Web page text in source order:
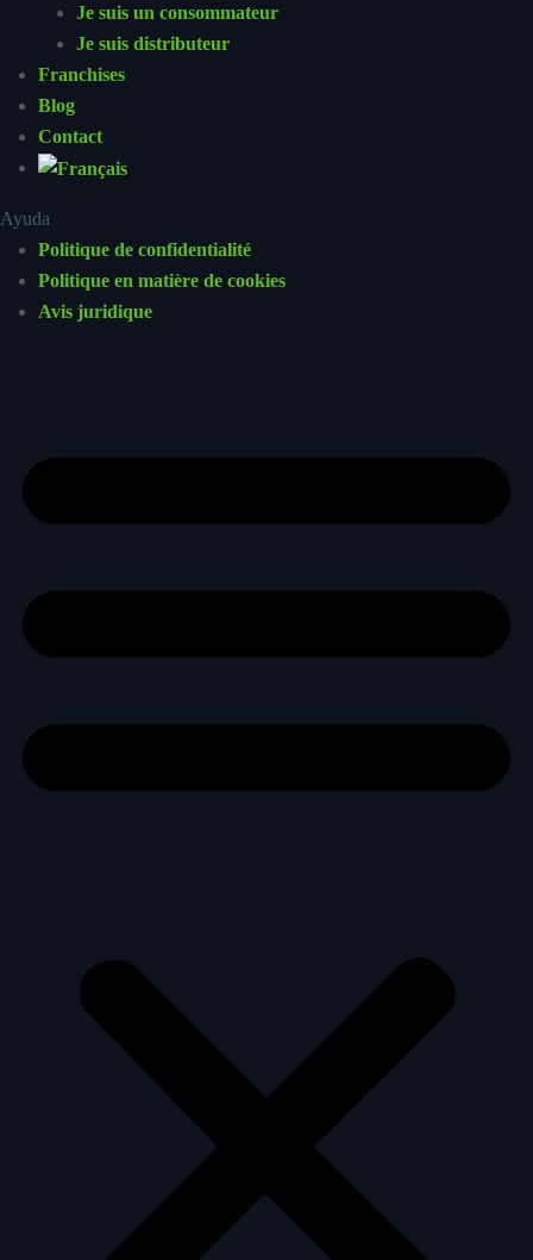
Je suis un consommateur
Je suis distributeur
Franchises
Blog
Contact
Ayuda
Politique de confidentialité
Politique en matière de cookies
Avis juridique